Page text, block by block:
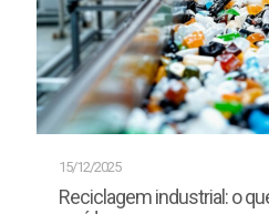
15/12/2025
Reciclagem industrial: o